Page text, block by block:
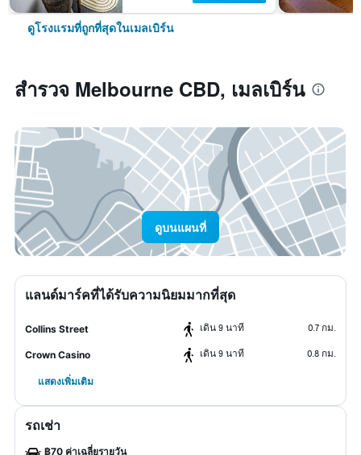
ดูโรงแรมที่ถูกที่สุดในเมลเบิร์น
สำรวจ Melbourne CBD, เมลเบิร์น
ดูบนแผนที่
แลนด์มาร์คที่ได้รับความนิยมมากที่สุด
Collins Street เดิน 9 นาที 0.7 กม.
Crown Casino เดิน 9 นาที 0.8 กม.
แสดงเพิ่มเติม
รถเช่า
฿70 ค่าเฉลี่ยรายวัน